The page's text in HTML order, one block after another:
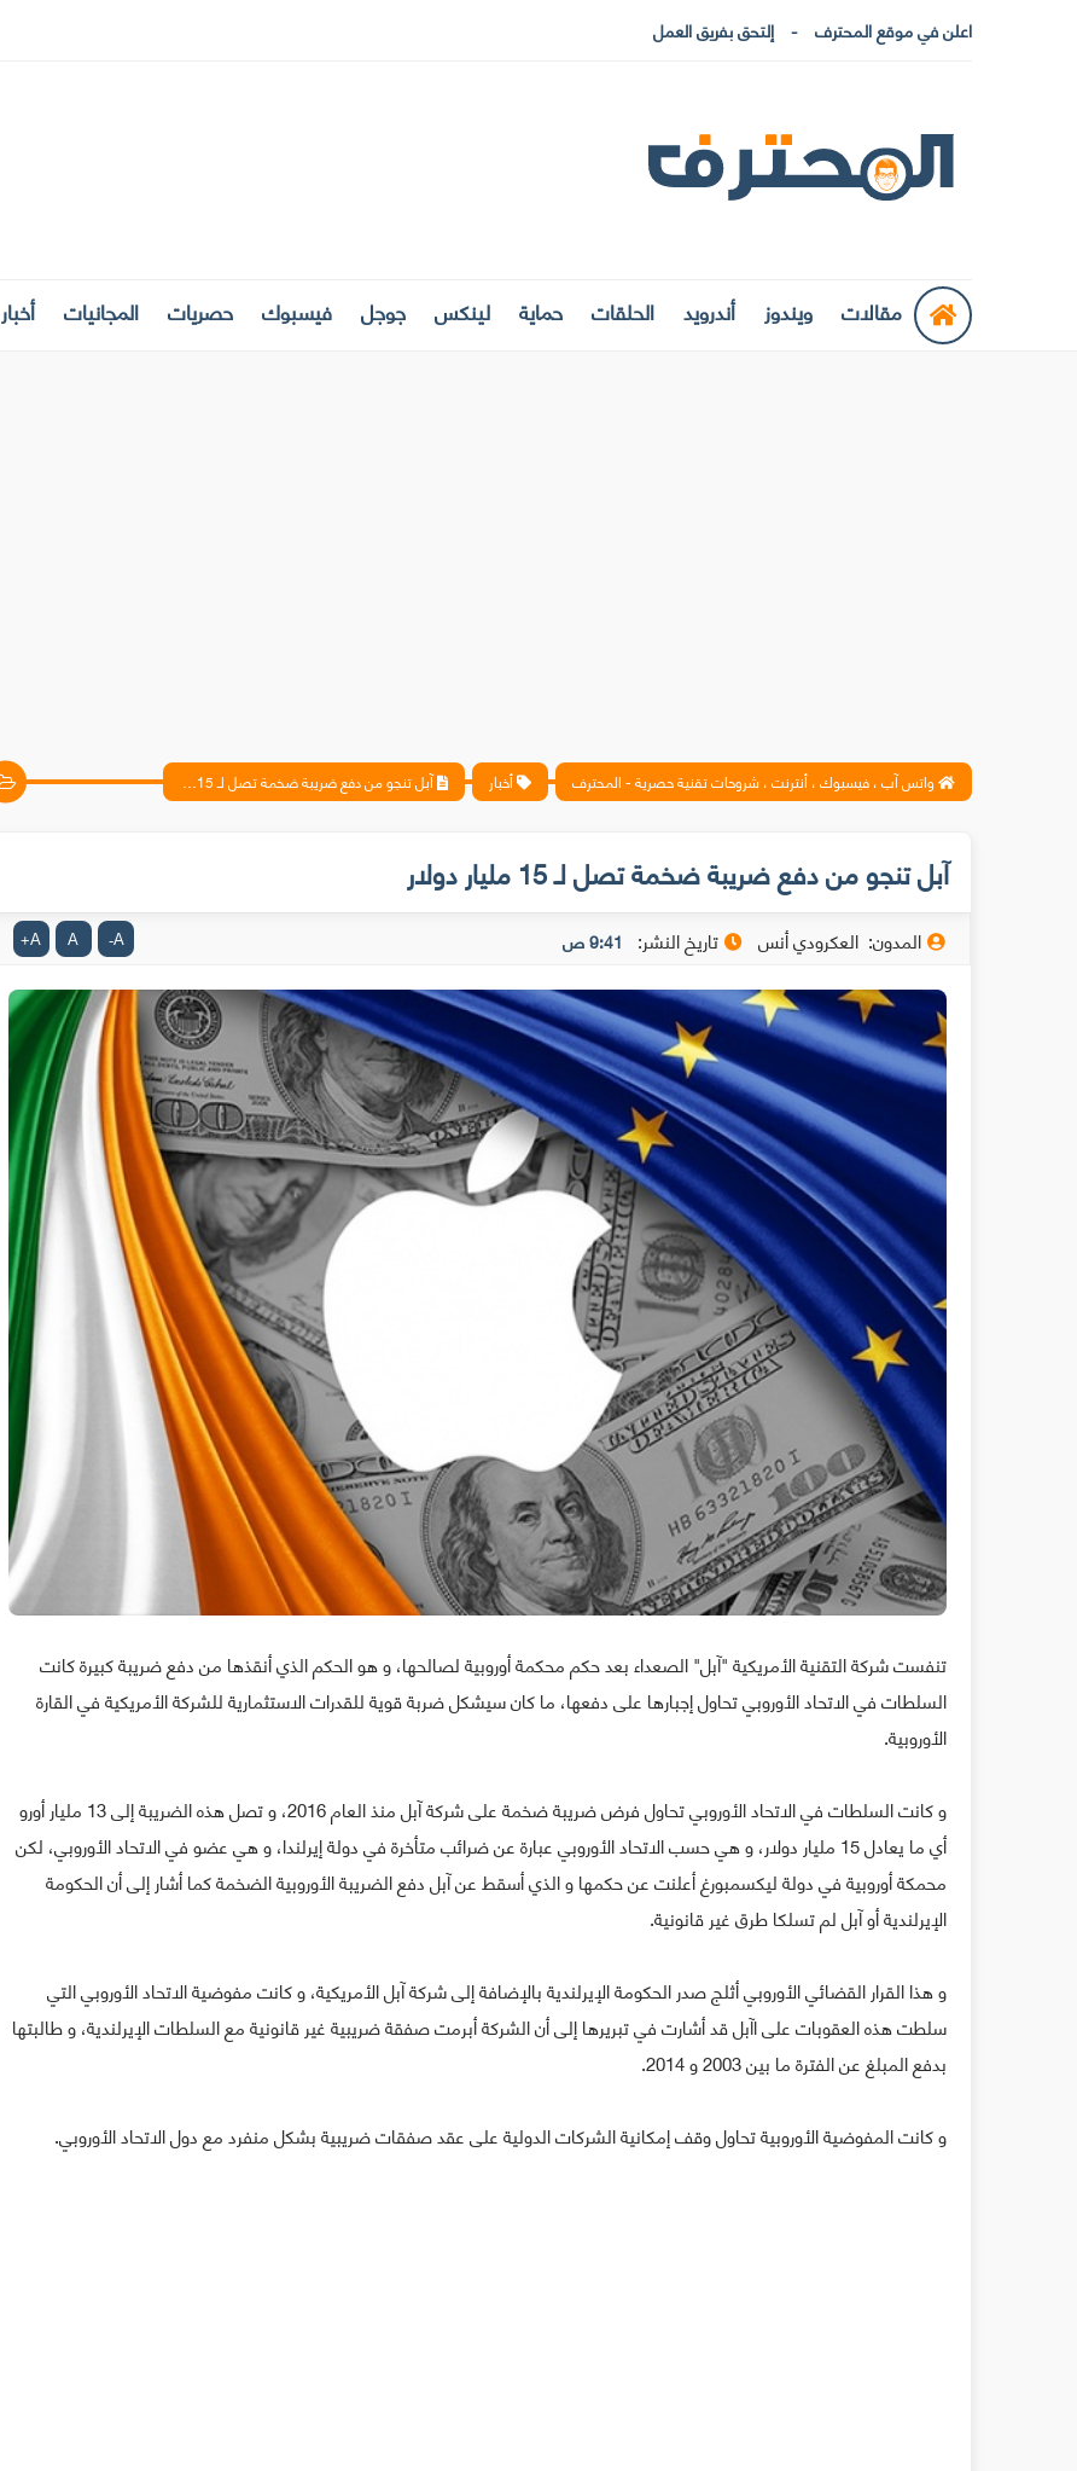
اعلن في موقع المحترف إلتحق بفريق العمل
مقالات ويندوز أندرويد الحلقات حماية لينكس جوجل فيسبوك حصريات المجانيات أخبار
واتس آب ، فيسبوك ، أنترنت ، شروحات تقنية حصرية - المحترف أخبار آبل تنجو من دفع ضريبة ضخمة تصل لـ 15 مليار دولار
آبل تنجو من دفع ضريبة ضخمة تصل لـ 15 مليار دولار
المدون: العكرودي أنس تاريخ النشر: 9:41 ص A
-
A
A
+
تنفست شركة التقنية الأمريكية "آبل" الصعداء بعد حكم محكمة أوروبية لصالحها، و هو الحكم الذي أنقذها من دفع ضريبة كبيرة كانت
السلطات في الاتحاد الأوروبي تحاول إجبارها على دفعها، ما كان سيشكل ضربة قوية للقدرات الاستثمارية للشركة الأمريكية في القارة
الأوروبية.
و كانت السلطات في الاتحاد الأوروبي تحاول فرض ضريبة ضخمة على شركة آبل منذ العام 2016، و تصل هذه الضريبة إلى 13 مليار أورو
أي ما يعادل 15 مليار دولار، و هي حسب الاتحاد الأوروبي عبارة عن ضرائب متأخرة في دولة إيرلندا، و هي عضو في الاتحاد الأوروبي، لكن
محمكة أوروبية في دولة ليكسمبورغ أعلنت عن حكمها و الذي أسقط عن آبل دفع الضريبة الأوروبية الضخمة كما أشار إلى أن الحكومة
الإيرلندية أو آبل لم تسلكا طرق غير قانونية.
و هذا القرار القضائي الأوروبي أثلج صدر الحكومة الإيرلندية بالإضافة إلى شركة آبل الأمريكية، و كانت مفوضية الاتحاد الأوروبي التي
سلطت هذه العقوبات على اآبل قد أشارت في تبريرها إلى أن الشركة أبرمت صفقة ضريبية غير قانونية مع السلطات الإيرلندية، و طالبتها
بدفع المبلغ عن الفترة ما بين 2003 و 2014.
و كانت المفوضية الأوروبية تحاول وقف إمكانية الشركات الدولية على عقد صفقات ضريبية بشكل منفرد مع دول الاتحاد الأوروبي.